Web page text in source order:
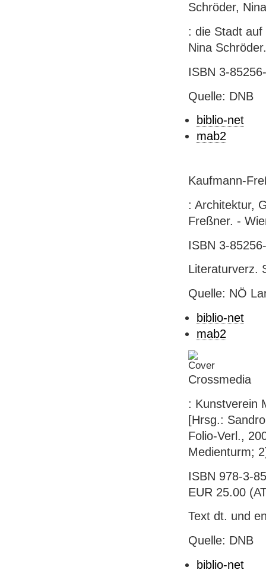
Schröder,
: die Stadt
Nina
ISBN 3-
Quelle: DNB
biblio-net
mab2
Kaufmann-
: Architektur,
Freßner. -
ISBN 3-
Literaturverz.
Quelle: NÖ
biblio-net
mab2
Crossmedia
: Kunstverein
[Hrsg.:
Folio-Verl.,
Medienturm;
ISBN 978-3-
EUR 25.00
Text dt. und
Quelle: DNB
biblio-net